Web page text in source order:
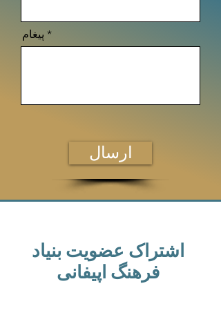
پیغام
ارسال
اشتراک عضویت بنیاد
فرهنگ اپیفانی